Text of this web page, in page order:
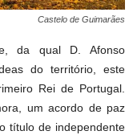
Castelo de Guimarães
da qual D. Afonso
do território, este
Rei de Portugal.
um acordo de paz
título de independente